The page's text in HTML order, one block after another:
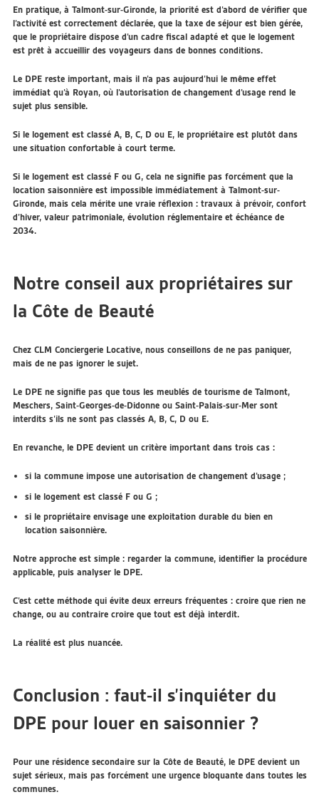
En pratique, à Talmont-sur-Gironde, la priorité est d’abord de vérifier que
l’activité est correctement déclarée, que la taxe de séjour est bien gérée,
que le propriétaire dispose d’un cadre fiscal adapté et que le logement
est prêt à accueillir des voyageurs dans de bonnes conditions.
Le DPE reste important, mais il n’a pas aujourd’hui le même effet
immédiat qu’à Royan, où l’autorisation de changement d’usage rend le
sujet plus sensible.
Si le logement est classé A, B, C, D ou E, le propriétaire est plutôt dans
une situation confortable à court terme.
Si le logement est classé F ou G, cela ne signifie pas forcément que la
location saisonnière est impossible immédiatement à Talmont-sur-
Gironde, mais cela mérite une vraie réflexion : travaux à prévoir, confort
d’hiver, valeur patrimoniale, évolution réglementaire et échéance de
2034.
Notre conseil aux propriétaires sur
la Côte de Beauté
Chez CLM Conciergerie Locative, nous conseillons de ne pas paniquer,
mais de ne pas ignorer le sujet.
Le DPE ne signifie pas que tous les meublés de tourisme de Talmont,
Meschers, Saint-Georges-de-Didonne ou Saint-Palais-sur-Mer sont
interdits s’ils ne sont pas classés A, B, C, D ou E.
En revanche, le DPE devient un critère important dans trois cas :
si la commune impose une autorisation de changement d’usage ;
si le logement est classé F ou G ;
si le propriétaire envisage une exploitation durable du bien en
location saisonnière.
Notre approche est simple : regarder la commune, identifier la procédure
applicable, puis analyser le DPE.
C’est cette méthode qui évite deux erreurs fréquentes : croire que rien ne
change, ou au contraire croire que tout est déjà interdit.
La réalité est plus nuancée.
Conclusion : faut-il s’inquiéter du
DPE pour louer en saisonnier ?
Pour une résidence secondaire sur la Côte de Beauté, le DPE devient un
sujet sérieux, mais pas forcément une urgence bloquante dans toutes les
communes.